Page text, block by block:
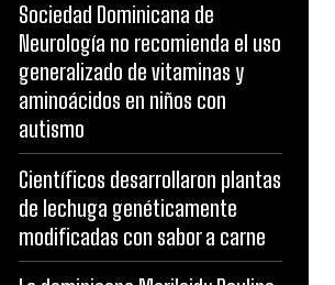
Sociedad Dominicana de
Neurología no recomienda el uso
generalizado de vitaminas y
aminoácidos en niños con
autismo
Científicos desarrollaron plantas
de lechuga genéticamente
modificadas con sabor a carne